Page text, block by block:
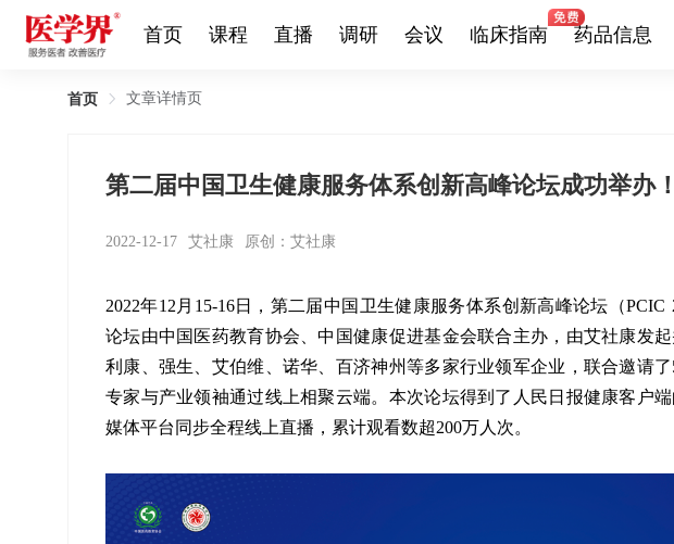
首页 课程 直播 调研 会议 临床指南 药品信息
首页 文章详情页
第二届中国卫生健康服务体系创新高峰论坛成功举办！
2022-12-17 艾社康 原创：艾社康
2022年12月15-16日，第二届中国卫生健康服务体系创新高峰论坛（
论坛由中国医药教育协会、中国健康促进基金会联合主办，由艾社康发
利康、强生、艾伯维、诺华、百济神州等多家行业领军企业，联合邀请了
专家与产业领袖通过线上相聚云端。本次论坛得到了人民日报健康客户
媒体平台同步全程线上直播，累计观看数超200万人次。